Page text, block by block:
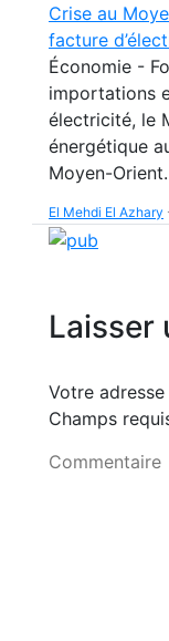
Crise au
facture
Économie -
importations
électricité, le
énergétique
Moyen-Orient.
El Mehdi El Azhary
Laisser
Votre
Champs
Commentaire